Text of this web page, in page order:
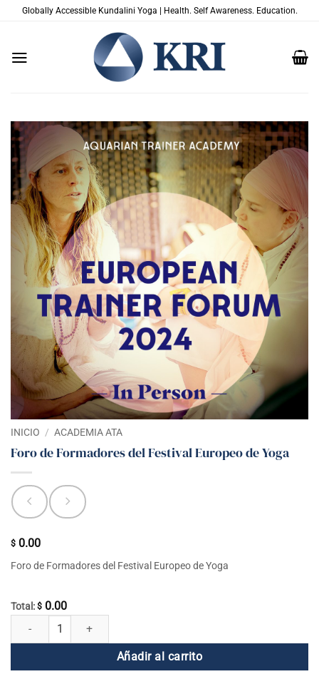
SaltarGlobally Accessible Kundalini Yoga | Health. Self Awareness. Education.
INICIO / ACADEMIA ATA
Foro de Formadores del Festival Europeo de Yoga
$ 0.00
Foro de Formadores del Festival Europeo de Yoga
Total: $ 0.00
Foro de Formadores del Festival Europeo de Yoga cantidad
Añadir al carrito